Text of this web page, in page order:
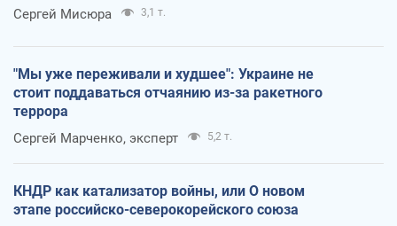
Сергей Мисюра 3,1 т.
"Мы уже переживали и худшее": Украине не
стоит поддаваться отчаянию из-за ракетного
террора
Сергей Марченко, эксперт 5,2 т.
КНДР как катализатор войны, или О новом
этапе российско-северокорейского союза